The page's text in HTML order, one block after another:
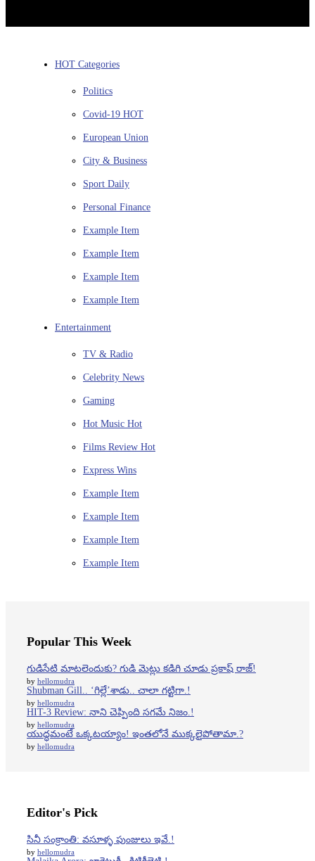
HOT Categories
Politics
Covid-19 HOT
European Union
City & Business
Sport Daily
Personal Finance
Example Item
Example Item
Example Item
Example Item
Entertainment
TV & Radio
Celebrity News
Gaming
Hot Music Hot
Films Review Hot
Express Wins
Example Item
Example Item
Example Item
Example Item
Popular This Week
గుడిసేటి మాటలెందుకు? గుడి మెట్లు కడిగి చూడు ప్రకాష్ రాజ్!
by hellomudra
Shubman Gill.. ‘గిల్లే’శాడు.. చాలా గట్టిగా.!
by hellomudra
HIT-3 Review: నాని చెప్పింది సగమే నిజం.!
by hellomudra
యుద్ధమంటే ఒక్కటయ్యాం! ఇంతలోనే ముక్కలైపోతామా.?
by hellomudra
Editor's Pick
సినీ సంక్రాంతి: వసూళ్ళ పుంజులు ఇవే.!
by hellomudra